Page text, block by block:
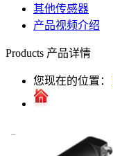
其他传感器
产品视频介绍
Products 产品详情
您现在的位置：